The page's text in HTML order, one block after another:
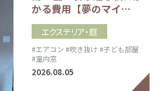
かる費用【夢のマイ…
エクステリア・庭
#エアコン #吹き抜け #子ども部屋
#室内窓
2026.08.05